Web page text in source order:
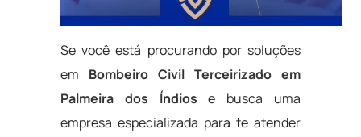
Se você está procurando por soluções
em Bombeiro Civil Terceirizado em
Palmeira dos Índiose busca uma
empresa especializada para te atender